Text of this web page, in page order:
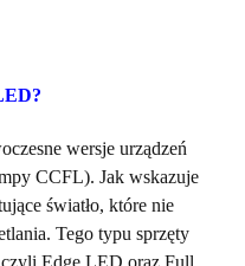
wersje urządzeń
CCFL). Jak wskazuje
światło, które nie
Tego typu sprzęty
Edge LED oraz Full